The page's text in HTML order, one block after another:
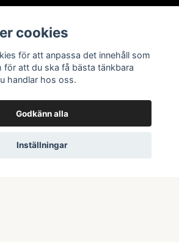
på vårt nyhetsbrev
cookies
för att anpassa det innehåll som
för att du ska få bästa tänkbara
handlar hos oss.
Godkänn alla
Inställningar